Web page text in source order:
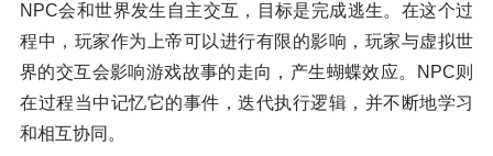
NPC会和世界发生自主交互，目标是完成逃生。在这个过
程中，玩家作为上帝可以进行有限的影响，玩家与虚拟世
界的交互会影响游戏故事的走向，产生蝴蝶效应。NPC则
在过程当中记忆它的事件，迭代执行逻辑，并不断地学习
和相互协同。